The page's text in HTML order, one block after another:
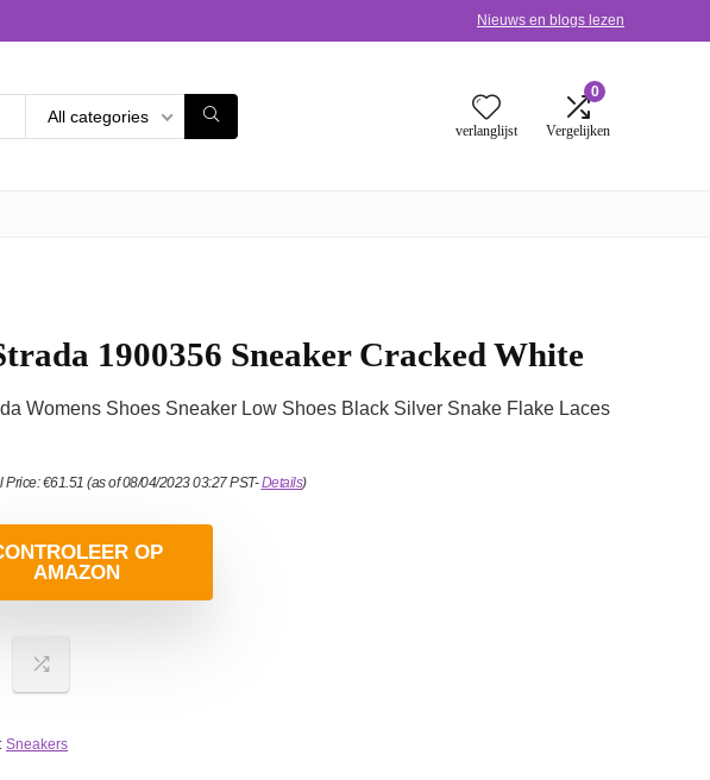
Nieuws en blogs lezen
All categories
verlanglijst
0
Vergelijken
1900356 Sneaker Cracked White
Womens Shoes Sneaker Low Shoes Black Silver Snake Flake Laces
Price:€61.51 (as of 08/04/2023 03:27 PST-Details)
OP
AMAZON
Sneakers